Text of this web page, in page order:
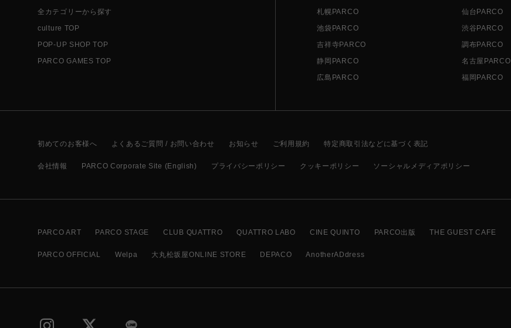
全カテゴリーから探す
culture TOP
POP-UP SHOP TOP
PARCO GAMES TOP
札幌PARCO 仙台PARCO
池袋PARCO
渋谷PARCO
吉祥寺PARCO
調布PARCO
静岡PARCO
名古屋PARCO
広島PARCO
福岡PARCO
初めてのお客様へ よくあるご質問 / お問い合わせ お知らせ ご利用規約 特定商取引法などに基づく表記
会社情報 PARCO Corporate Site (English) プライバシーポリシー クッキーポリシー ソーシャルメディアポリシー
PARCO ART PARCO STAGE CLUB QUATTRO QUATTRO LABO CINE QUINTO PARCO出版 THE GUEST CAFE
PARCO OFFICIAL Welpa 大丸松坂屋ONLINE STORE DEPACO AnotherADdress